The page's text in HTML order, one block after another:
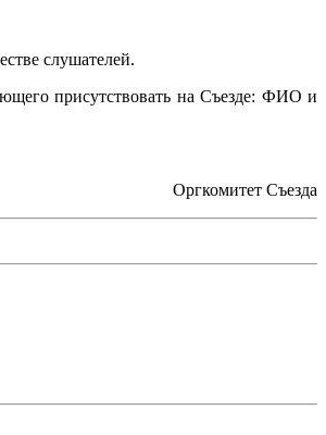
слушателей.
присутствовать на Съезде: ФИО и
Оргкомитет Съезда